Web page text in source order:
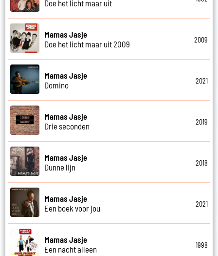
Doe het licht maar uit
Mamas Jasje
Doe het licht maar uit 2009
2009
Mamas Jasje
Domino
2021
Mamas Jasje
Drie seconden
2019
Mamas Jasje
Dunne lijn
2018
Mamas Jasje
Een boek voor jou
2021
Mamas Jasje
Een nacht alleen
1998